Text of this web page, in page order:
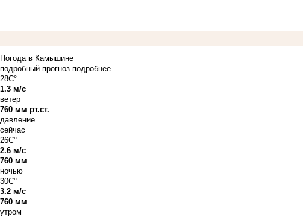
Погода в Камышине
подробный прогноз подробнее
28C°
1.3 м/с
ветер
760 мм рт.ст.
давление
сейчас
26C°
2.6 м/с
760 мм
ночью
30C°
3.2 м/с
760 мм
утром